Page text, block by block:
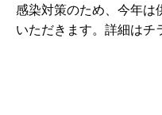
感染対策のため、今年は
いただきます。詳細はチ